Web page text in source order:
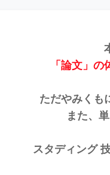
「論文」
ただやみくも
また、
スタディング